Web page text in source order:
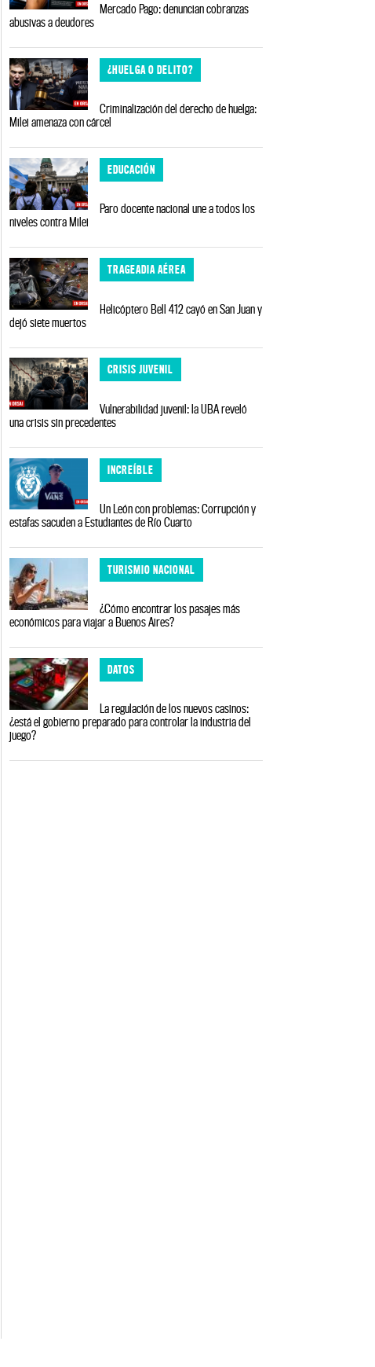
Mercado Pago: denuncian cobranzas
abusivas a deudores
¿HUELGA O DELITO?
Criminalización del derecho de huelga:
Milei amenaza con cárcel
EDUCACIÓN
Paro docente nacional une a todos los
niveles contra Milei
TRAGEADIA AÉREA
Helicóptero Bell 412 cayó en San Juan y
dejó siete muertos
CRISIS JUVENIL
Vulnerabilidad juvenil: la UBA reveló
una crisis sin precedentes
INCREÍBLE
Un León con problemas: Corrupción y
estafas sacuden a Estudiantes de Río Cuarto
TURISMIO NACIONAL
¿Cómo encontrar los pasajes más
económicos para viajar a Buenos Aires?
DATOS
La regulación de los nuevos casinos:
¿está el gobierno preparado para controlar la industria del
juego?